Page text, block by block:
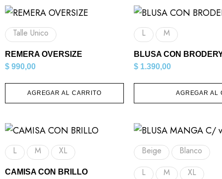
Talle Unico
REMERA OVERSIZE
$ 990,00
AGREGAR AL CARRITO
L M
BLUSA CON
$ 1.390,00
AGREGAR AL
L M XL
CAMISA CON BRILLO
Beige
Blanco
L
M XL